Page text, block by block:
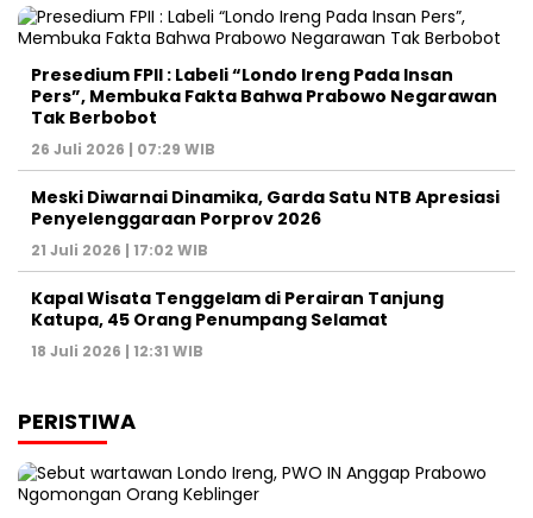
Presedium FPII : Labeli “Londo Ireng Pada Insan
Pers”, Membuka Fakta Bahwa Prabowo Negarawan
Tak Berbobot
26 Juli 2026 | 07:29 WIB
Meski Diwarnai Dinamika, Garda Satu NTB Apresiasi
Penyelenggaraan Porprov 2026 ‎
21 Juli 2026 | 17:02 WIB
Kapal Wisata Tenggelam di Perairan Tanjung
Katupa, 45 Orang Penumpang Selamat
18 Juli 2026 | 12:31 WIB
PERISTIWA